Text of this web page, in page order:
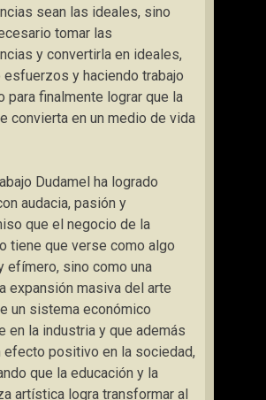
sean las ideales, sino
tomar las
y convertirla en ideales,
esfuerzos y haciendo trabajo
para finalmente lograr que la
convierta en un medio de vida
Dudamel ha logrado
audacia, pasión y
que el negocio de la
tiene que verse como algo
efímero, sino como una
expansión masiva del arte
un sistema económico
en la industria y que además
efecto positivo en la sociedad,
que la educación y la
artística logra transformar al